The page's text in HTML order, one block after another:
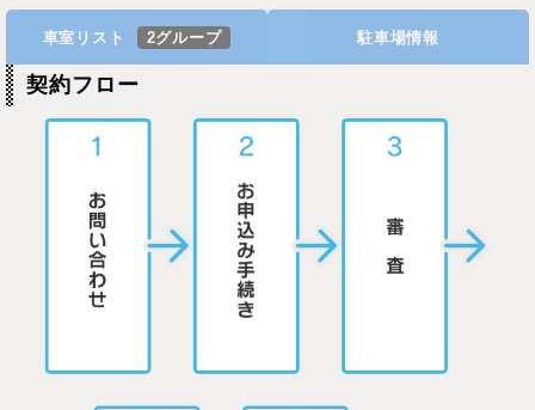
車室リスト 2グループ 駐車場情報
契約フロー